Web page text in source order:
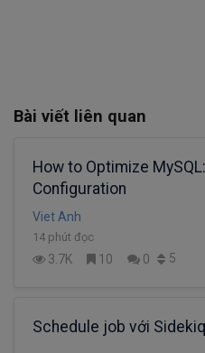
Bài viết liên quan
How to Optimize
Configuration
Viet Anh
14 phút đọc
3.7K 10 0 5
Schedule job với